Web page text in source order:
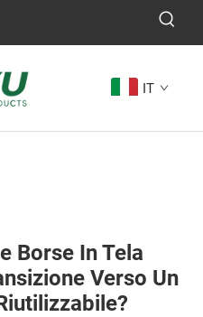
IT
Borse In Tela
Verso Un